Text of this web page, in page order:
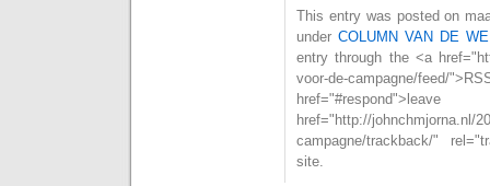
This entry was posted on
under COLUMN VAN DE
entry through the <a
voor-de-campagne/
href="http://johnchmjorna.nl/
campagne/trackback/"
site.